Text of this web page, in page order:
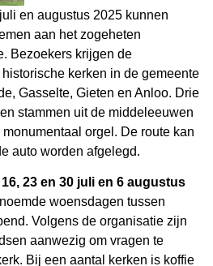
en augustus 2025 kunnen
aan het zogeheten
Bezoekers krijgen de
kerken in de gemeente
Gasselte, Gieten en Anloo. Drie
stammen uit de middeleeuwen
orgel. De route kan
auto worden afgelegd.
23 en 30 juli en 6 augustus
woensdagen tussen
Volgens de organisatie zijn
aanwezig om vragen te
Bij een aantal kerken is koffie